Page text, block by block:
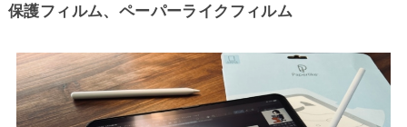
保護フィルム、ペーパーライクフィルム